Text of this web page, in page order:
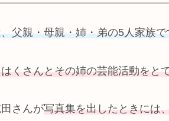
父親・母親・姉・弟の5人家族で
くさんとその姉の芸能活動をと
さんが写真集を出したときには